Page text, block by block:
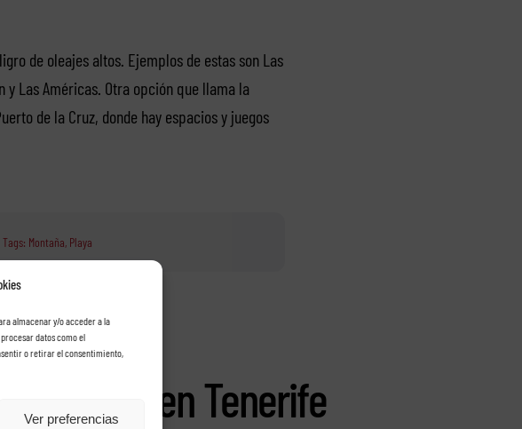
almacenar y/o acceder a la
datos como el
o retirar el consentimiento,
Ver preferencias
de oleajes altos. Ejemplos de estas son Las
y Las Américas. Otra opción que llama la
de la Cruz, donde hay espacios y juegos
Tags: Montaña, Playa
Rosas en Tenerife